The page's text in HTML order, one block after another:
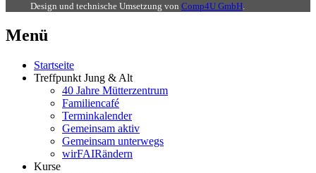
Design und technische Umsetzung von Comp4U GmbH.
Menü
Startseite
Treffpunkt Jung & Alt
40 Jahre Mütterzentrum
Familiencafé
Terminkalender
Gemeinsam aktiv
Gemeinsam unterwegs
wirFAIRändern
Kurse